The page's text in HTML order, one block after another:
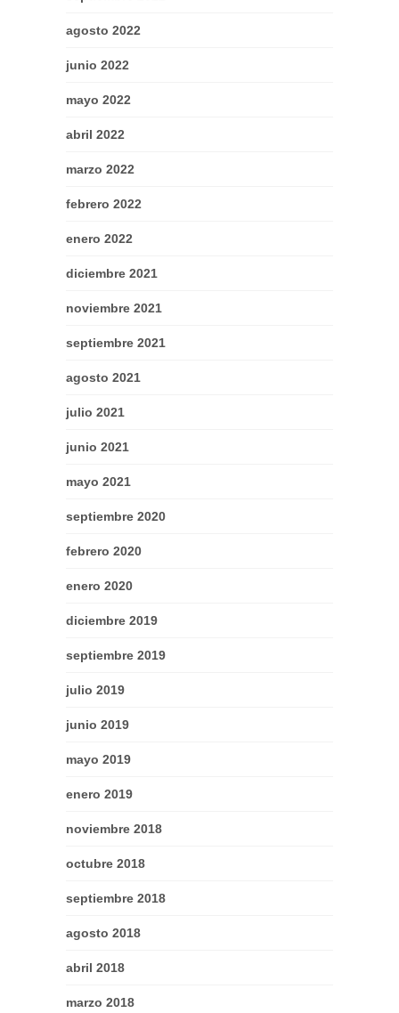
agosto 2022
junio 2022
mayo 2022
abril 2022
marzo 2022
febrero 2022
enero 2022
diciembre 2021
noviembre 2021
septiembre 2021
agosto 2021
julio 2021
junio 2021
mayo 2021
septiembre 2020
febrero 2020
enero 2020
diciembre 2019
septiembre 2019
julio 2019
junio 2019
mayo 2019
enero 2019
noviembre 2018
octubre 2018
septiembre 2018
agosto 2018
abril 2018
marzo 2018